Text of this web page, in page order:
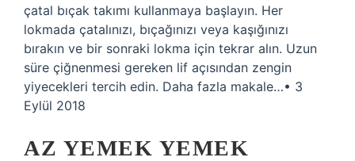
çatal bıçak takımı kullanmaya başlayın. Her
lokmada çatalınızı, bıçağınızı veya kaşığınızı
bırakın ve bir sonraki lokma için tekrar alın. Uzun
süre çiğnenmesi gereken lif açısından zengin
yiyecekleri tercih edin. Daha fazla makale…• 3
Eylül 2018
AZ YEMEK YEMEK